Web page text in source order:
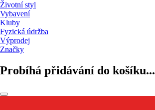
Životní styl
Vybavení
Kluby
Fyzická údržba
Výprodej
Značky
Probíhá přidávání do košíku...